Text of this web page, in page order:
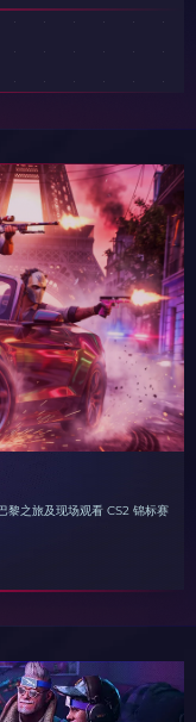
黎之旅及现场观看 CS2 锦标赛